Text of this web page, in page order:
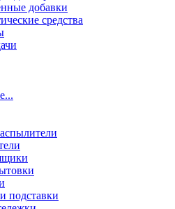
добавки
средства
подставки